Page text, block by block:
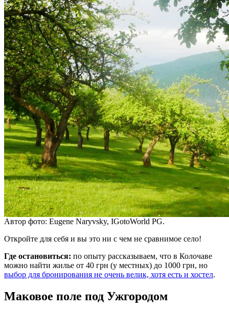
Автор фото: Eugene Naryvsky, IGotoWorld PG.
Откройте для себя и вы это ни с чем не сравнимое село!
Где остановиться: по опыту рассказываем, что в Колочаве
можно найти жилье от 40 грн (у местных) до 1000 грн, но
выбор для бронирования не очень велик, хотя есть и хостел.
Маковое поле под Ужгородом